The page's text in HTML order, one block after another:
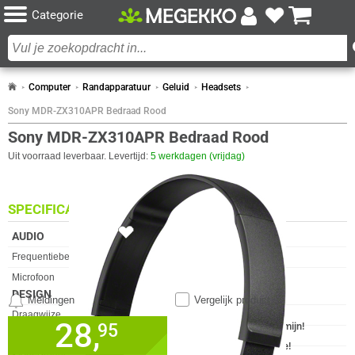
Categorie
Computer Randapparatuur Geluid Headsets
Sony MDR-ZX310APR Bedraad Rood
Sony MDR-ZX310APR Bedraad Rood
Uit voorraad leverbaar. Levertijd: 5 werkdagen (vrijdag)
28,95 30 dagen bedenktermijn!
24 maanden garantie!
Vergelijk product
Meldingen
SPECIFICATIES
AUDIO
Eigenschap Waarde
Frequentiebereik
10 - 24.000 Hz
Microfoon
DESIGN
Eigenschap Waarde
Draagwijze
Hoofdband
Headset type